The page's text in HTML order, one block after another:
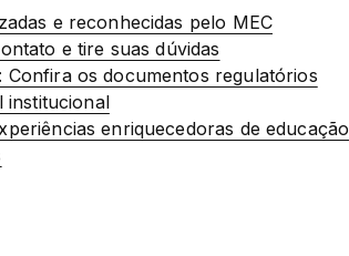
e reconhecidas pelo MEC
e tire suas dúvidas
Confira os documentos regulatórios
institucional
enriquecedoras de educação